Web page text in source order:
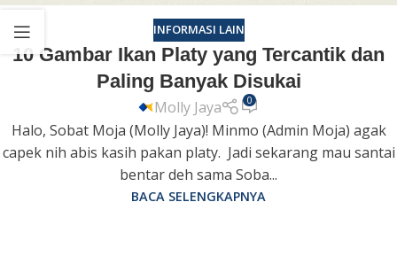
INFORMASI LAIN
10 Gambar Ikan Platy yang Tercantik dan
Paling Banyak Disukai
Molly Jaya 0
Halo, Sobat Moja (Molly Jaya)! Minmo (Admin Moja) agak
capek nih abis kasih pakan platy. Jadi sekarang mau santai
bentar deh sama Soba...
BACA SELENGKAPNYA